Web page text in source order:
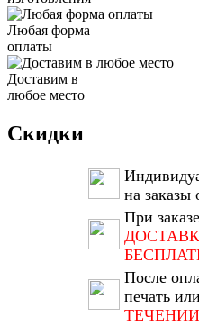
Любая форма
оплаты
Доставим в
любое место
Скидки
на заказы
При
После
печать